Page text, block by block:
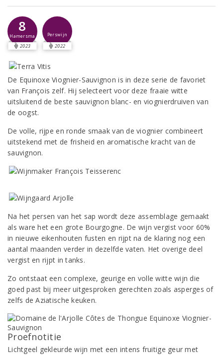
8
Hamersma
2023
Perswijn
2022
De Equinoxe Viognier-Sauvignon is in deze serie de favoriet
van François zelf. Hij selecteert voor deze fraaie witte
uitsluitend de beste sauvignon blanc- en viognierdruiven van
de oogst.
De volle, rijpe en ronde smaak van de viognier combineert
uitstekend met de frisheid en aromatische kracht van de
sauvignon.
Na het persen van het sap wordt deze assemblage gemaakt
als ware het een grote Bourgogne. De wijn vergist voor 60%
in nieuwe eikenhouten fusten en rijpt na de klaring nog een
aantal maanden verder in dezelfde vaten. Het overige deel
vergist en rijpt in tanks.
Zo ontstaat een complexe, geurige en volle witte wijn die
goed past bij meer uitgesproken gerechten zoals asperges of
zelfs de Aziatische keuken.
Proefnotitie
Lichtgeel gekleurde wijn met een intens fruitige geur met